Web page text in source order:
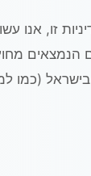
זו, אנו
הנמצאים
בישראל (כמו